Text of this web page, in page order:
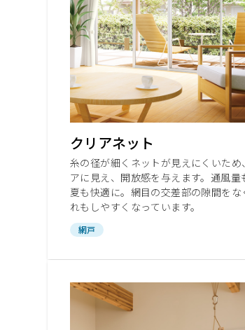
ショールー
おうち de
ショールームに関するよくある
クリアネット
糸の径が細くネットが見えにくいため
アに見え、開放感を与えます。通風量
夏も快適に。網目の交差部の隙間をな
れもしやすくなっています。
網戸